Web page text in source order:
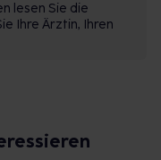
lesen Sie die
Ihre Ärztin, Ihren